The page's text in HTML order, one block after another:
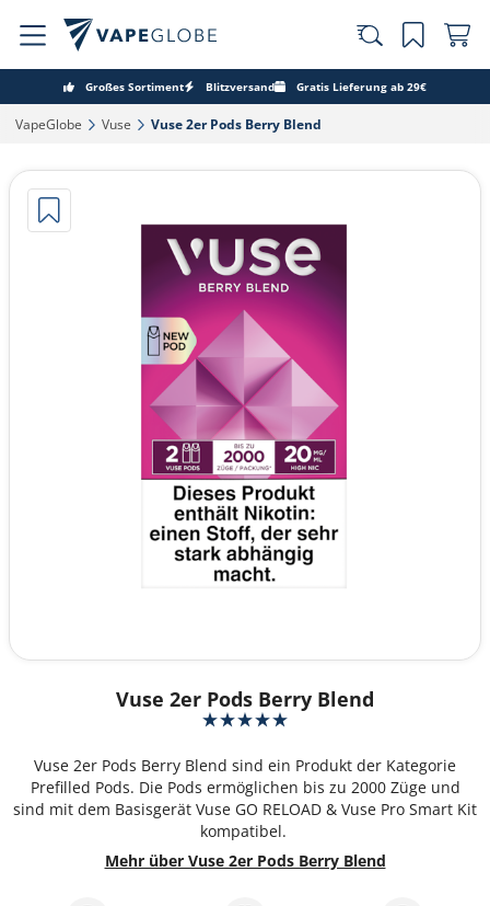
Großes Sortiment Blitzversand Gratis Lieferung ab 29€
VapeGlobe‎ Vuse‎ Vuse 2er Pods Berry Blend‎
Vuse 2er Pods Berry Blend
Vuse 2er Pods Berry Blend sind ein Produkt der Kategorie
Prefilled Pods. Die Pods ermöglichen bis zu 2000 Züge und
sind mit dem Basisgerät Vuse GO RELOAD & Vuse Pro Smart Kit
kompatibel.
Mehr über Vuse 2er Pods Berry Blend